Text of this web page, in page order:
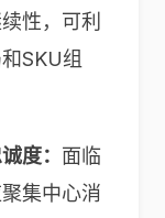
性，可利
SKU组
度： 面临
集中心消